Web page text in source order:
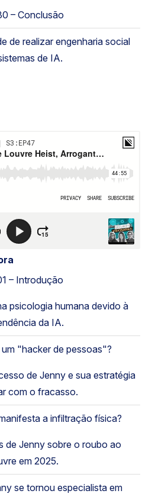
– Conclusão
de realizar engenharia social
de IA.
– Introdução
psicologia humana devido à
da IA.
um "hacker de pessoas"?
de Jenny e sua estratégia
com o fracasso.
a infiltração física?
de Jenny sobre o roubo ao
em 2025.
se tornou especialista em